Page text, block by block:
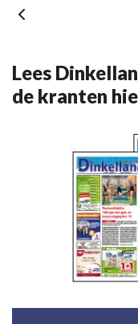
Lees
de kranten